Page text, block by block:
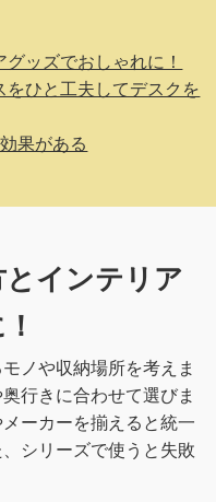
ッズでおしゃれに！
をひと工夫してデスクを
果がある
インテリア
ノや収納場所を考えま
行きに合わせて選びま
ーカーを揃えると統一
シリーズで使うと失敗